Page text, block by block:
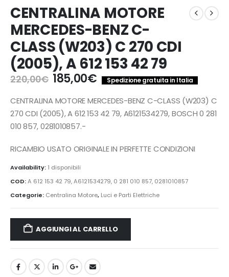
CENTRALINA MOTORE
MERCEDES-BENZ C-
CLASS (W203) C 270 CDI
(2005), A 612 153 42 79
220,00€ Il
originale
era:
220,00€.
185,00€Il
prezzo
attuale
è:
Spedizione gratuita in Italia
CENTRALINA MOTORE MERCEDES-BENZ C-CLASS (W203) C
270 CDI (2005), A 612 153 42 79, A6121534279, BOSCH 0 281
010 857, 0281010857.-
RICAMBIO USATO ORIGINALE IN PERFETTE CONDIZIONI
Availability: 1 disponibili
COD:A 612 153 42 79, A6121534279, 0 281 010 857, 0281010857
Categorie: Centralina Motore, Luci e Parti Elettriche
AGGIUNGI AL CARRELLO